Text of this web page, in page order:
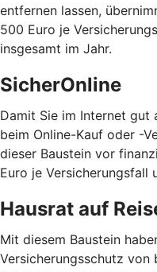
entfernen lassen,
500 Euro je
insgesamt im Jahr.
SicherOnline
Damit Sie im Internet gut
beim Online-Kauf oder -
dieser Baustein vor
Euro je Versicherungsfall
Hausrat auf
Mit diesem Baustein
Versicherungsschutz von